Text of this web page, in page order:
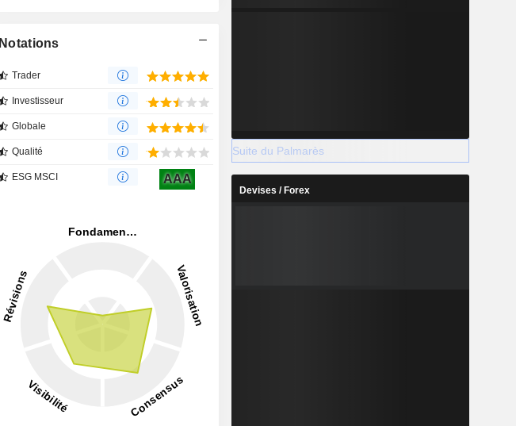
Notations
Trader
Investisseur
Globale
Qualité
ESG MSCI AAA
Suite du Palmarès
Devises / Forex